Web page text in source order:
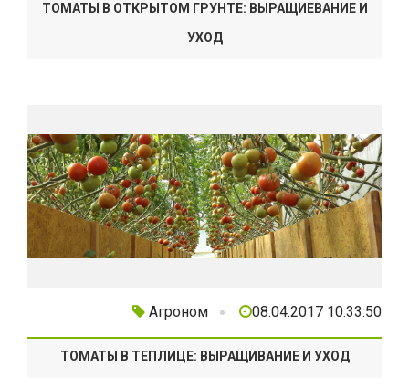
ТОМАТЫ В ОТКРЫТОМ ГРУНТЕ: ВЫРАЩИЕВАНИЕ И
УХОД
Агроном 08.04.2017 10:33:50
ТОМАТЫ В ТЕПЛИЦЕ: ВЫРАЩИВАНИЕ И УХОД